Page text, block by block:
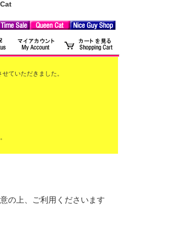
ていただきました。
の上、ご利用くださいます